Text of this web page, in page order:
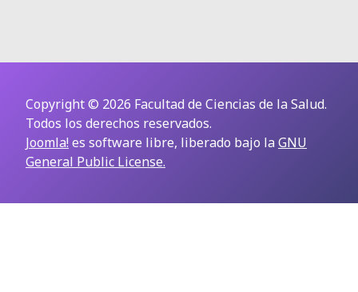
Copyright © 2026 Facultad de Ciencias de la Salud.
Todos los derechos reservados.
Joomla! es software libre, liberado bajo la GNU
General Public License.